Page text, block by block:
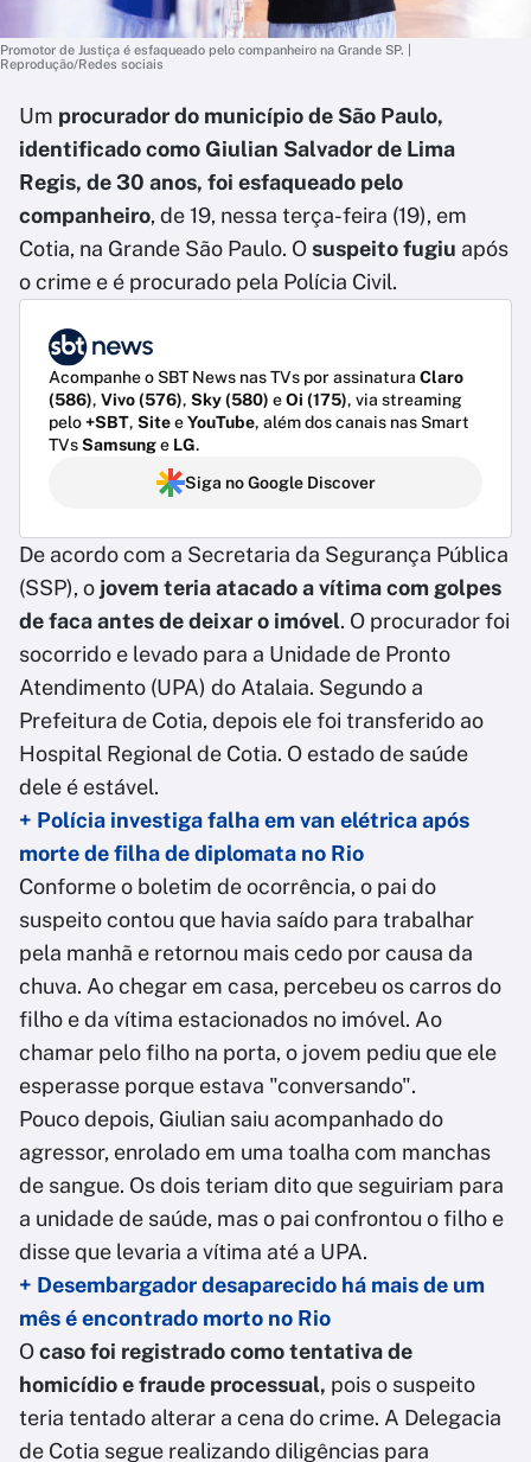
Promotor de Justiça é esfaqueado pelo companheiro na Grande SP. |
Reprodução/Redes sociais
Um procurador do município de São Paulo,
identificado como Giulian Salvador de Lima
Regis, de 30 anos, foi esfaqueado pelo
companheiro, de 19, nessa terça-feira (19), em
Cotia, na Grande São Paulo. Osuspeito fugiu após
o crime e é procurado pela Polícia Civil.
Acompanhe o SBT News nas TVs por assinatura Claro
(586), Vivo (576), Sky (580) eOi (175), via streaming
pelo+SBT, SiteeYouTube, além dos canais nas Smart
TVsSamsunge LG.
Siga no Google Discover
De acordo com a Secretaria da Segurança Pública
(SSP), o jovem teria atacado a vítima com golpes
de faca antes de deixar o imóvel. O procurador foi
socorrido e levado para a Unidade de Pronto
Atendimento (UPA) do Atalaia. Segundo a
Prefeitura de Cotia, depois ele foi transferido ao
Hospital Regional de Cotia. O estado de saúde
dele é estável.
+ Polícia investiga falha em van elétrica após
morte de filha de diplomata no Rio
Conforme o boletim de ocorrência, o pai do
suspeito contou que havia saído para trabalhar
pela manhã e retornou mais cedo por causa da
chuva. Ao chegar em casa, percebeu os carros do
filho e da vítima estacionados no imóvel. Ao
chamar pelo filho na porta, o jovem pediu que ele
esperasse porque estava "conversando".
Pouco depois, Giulian saiu acompanhado do
agressor, enrolado em uma toalha com manchas
de sangue. Os dois teriam dito que seguiriam para
a unidade de saúde, mas o pai confrontou o filho e
disse que levaria a vítima até a UPA.
+ Desembargador desaparecido há mais de um
mês é encontrado morto no Rio
Ocaso foi registrado como tentativa de
homicídio e fraude processual, pois o suspeito
teria tentado alterar a cena do crime. A Delegacia
de Cotia segue realizando diligências para